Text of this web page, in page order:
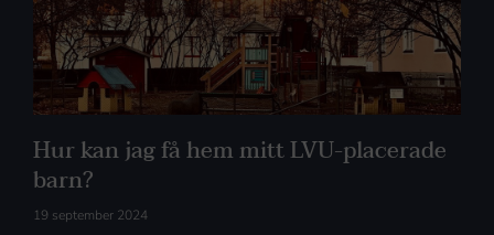
Hur kan jag få hem mitt LVU-placerade
barn?
19 september 2024